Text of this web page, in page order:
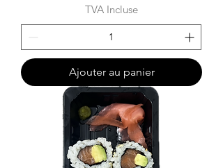
TVA Incluse
Ajouter au panier